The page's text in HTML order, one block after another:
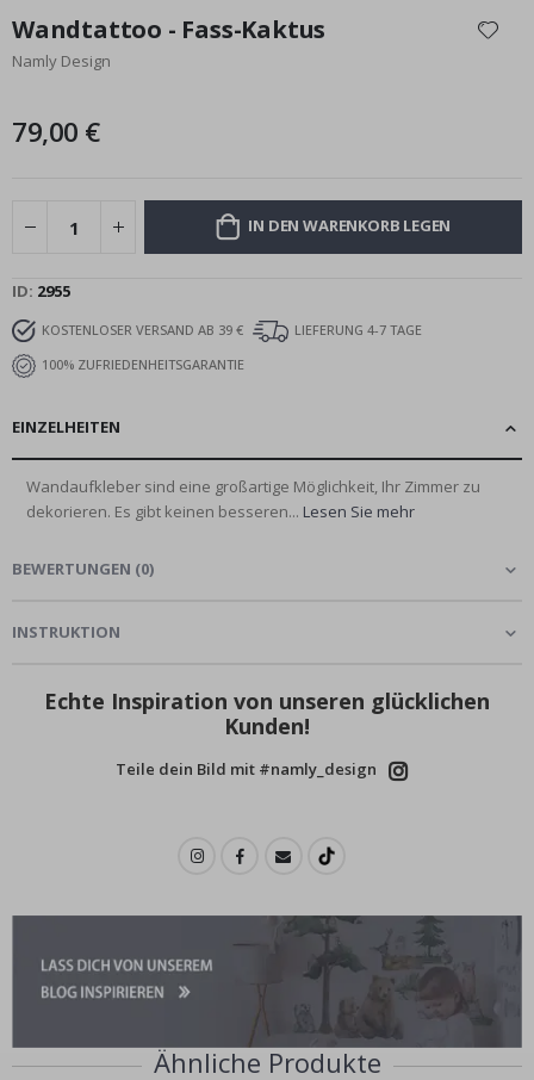
der
Bildgalerie
Wandtattoo - Fass-Kaktus
Namly Design
79,00 €
IN DEN WARENKORB LEGEN
ID 2955
KOSTENLOSER VERSAND AB 39 €
LIEFERUNG 4-7 TAGE
100% ZUFRIEDENHEITSGARANTIE
EINZELHEITEN
Wandaufkleber sind eine großartige Möglichkeit, Ihr Zimmer zu
dekorieren. Es gibt keinen besseren... Lesen Sie mehr
BEWERTUNGEN (0)
INSTRUKTION
Echte Inspiration von unseren glücklichen
Kunden!
Teile dein Bild mit #namly_design
Ähnliche Produkte